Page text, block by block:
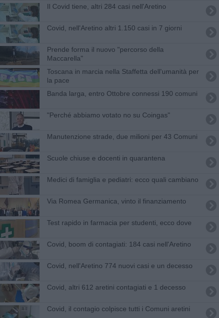
Il Covid tiene, altri 284 casi nell'Aretino
Covid, nell'Aretino altri 1.150 casi in 7 giorni
Prende forma il nuovo "percorso della
Maccarella"
Toscana in marcia nella Staffetta dell'umanità per
la pace
Banda larga, entro Ottobre connessi 190 comuni
"Perché abbiamo votato no su Coingas"
Manutenzione strade, due milioni per 43 Comuni
​Scuole chiuse e docenti in quarantena
Medici di famiglia e pediatri: ecco quali cambiano
​Via Romea Germanica, vinto il finanziamento
Test rapido in farmacia per studenti, ecco dove
Covid, boom di contagiati: 184 casi nell'Aretino
Covid, nell'Aretino 774 nuovi casi e un decesso
Covid, altri 612 aretini contagiati e 1 decesso
Covid, il contagio colpisce tutti i Comuni aretini